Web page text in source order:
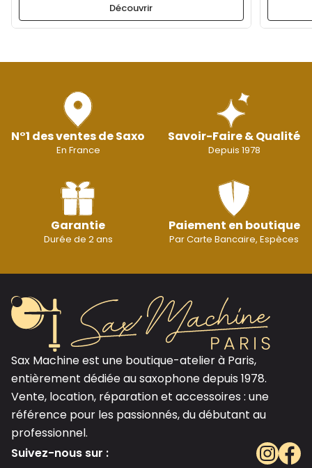
Découvrir
N°1 des ventes de Saxo
En France
Savoir-Faire & Qualité
Depuis 1978
Garantie
Durée de 2 ans
Paiement en boutique
Par Carte Bancaire, Espèces
Sax Machine est une boutique-atelier à Paris,
entièrement dédiée au saxophone depuis 1978.
Vente, location, réparation et accessoires : une
référence pour les passionnés, du débutant au
professionnel.
Suivez-nous sur :